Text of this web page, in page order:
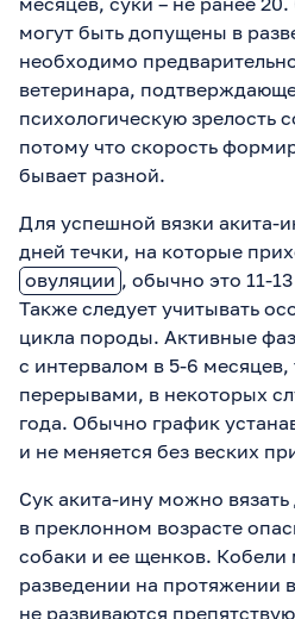
могут быть допущены в
необходимо
ветеринара,
психологическую зрелость
потому что скорость
бывает разной.
Для успешной вязки акита-
дней течки, на которые
овуляции , обычно это 11-
Также следует учитывать
цикла породы. Активные
с интервалом в 5-6
перерывами, в некоторых
года. Обычно график
и не меняется без веских
Сук акита-ину можно вязать
в преклонном возрасте
собаки и ее щенков. Кобели
разведении на протяжении
не развиваются